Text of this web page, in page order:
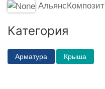
АльянсКомпозит
Категория
Арматура Крыша